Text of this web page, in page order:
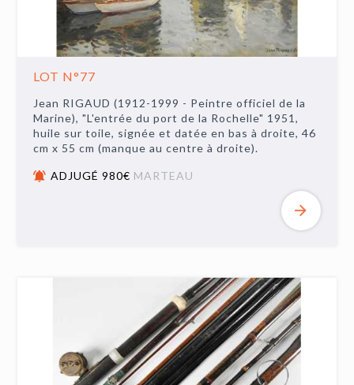
LOT N°77
Jean RIGAUD (1912-1999 - Peintre officiel de la
Marine), "L'entrée du port de la Rochelle" 1951,
huile sur toile, signée et datée en bas à droite, 46
cm x 55 cm (manque au centre à droite).
ADJUGÉ 980€ MARTEAU